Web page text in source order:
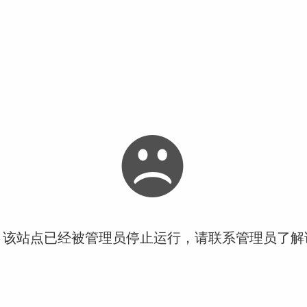
站点已经被管理员停止运行，请联系管理员了